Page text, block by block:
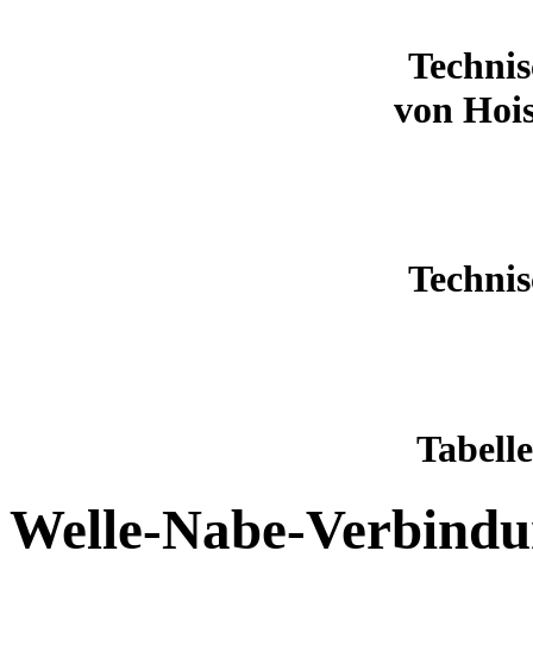
von
Welle-Nabe-